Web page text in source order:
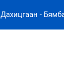
Дахицгаан -